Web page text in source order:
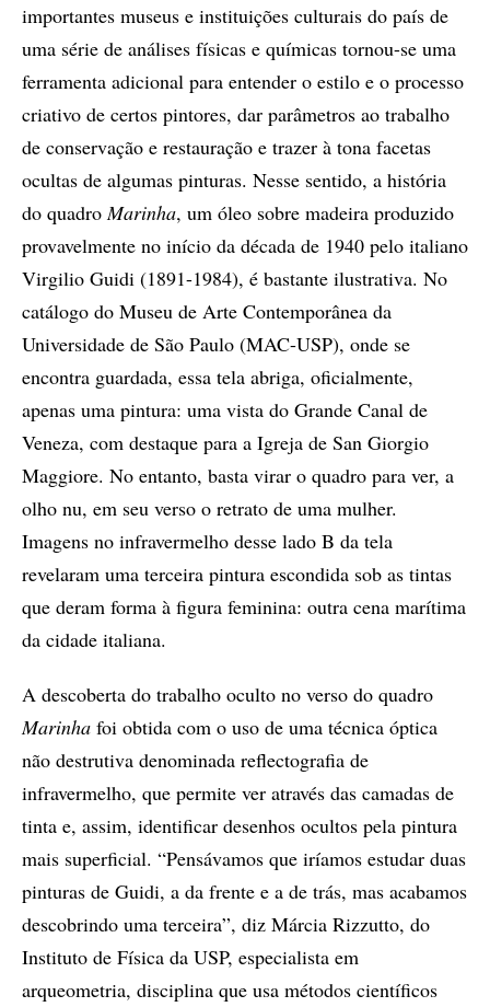
importantes museus e instituições culturais do país de
uma série de análises físicas e químicas tornou-se uma
ferramenta adicional para entender o estilo e o processo
criativo de certos pintores, dar parâmetros ao trabalho
de conservação e restauração e trazer à tona facetas
ocultas de algumas pinturas. Nesse sentido, a história
do quadroMarinha, um óleo sobre madeira produzido
provavelmente no início da década de 1940 pelo italiano
Virgilio Guidi (1891-1984), é bastante ilustrativa. No
catálogo do Museu de Arte Contemporânea da
Universidade de São Paulo (MAC-USP), onde se
encontra guardada, essa tela abriga, oficialmente,
apenas uma pintura: uma vista do Grande Canal de
Veneza, com destaque para a Igreja de San Giorgio
Maggiore. No entanto, basta virar o quadro para ver, a
olho nu, em seu verso o retrato de uma mulher.
Imagens no infravermelho desse lado B da tela
revelaram uma terceira pintura escondida sob as tintas
que deram forma à figura feminina: outra cena marítima
da cidade italiana.
A descoberta do trabalho oculto no verso do quadro
Marinha foi obtida com o uso de uma técnica óptica
não destrutiva denominada reflectografia de
infravermelho, que permite ver através das camadas de
tinta e, assim, identificar desenhos ocultos pela pintura
mais superficial. “Pensávamos que iríamos estudar duas
pinturas de Guidi, a da frente e a de trás, mas acabamos
descobrindo uma terceira”, diz Márcia Rizzutto, do
Instituto de Física da USP, especialista em
arqueometria, disciplina que usa métodos científicos